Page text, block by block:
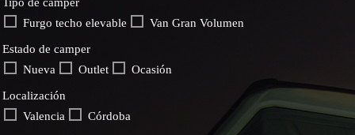
Furgo techo elevable
Van Gran Volumen
Estado de camper
Nueva
Outlet Ocasión
Localización
Valencia
Córdoba